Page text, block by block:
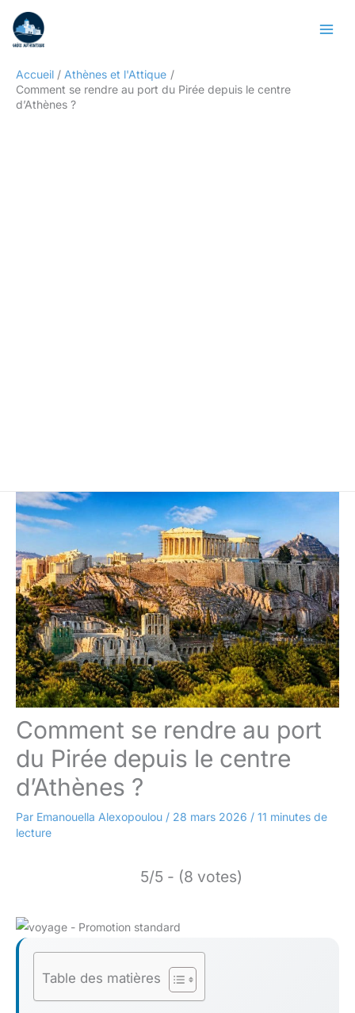
contenu
Accueil
Athènes et l'Attique
Comment se rendre au port du Pirée depuis le centre
d’Athènes ?
Comment se rendre au port
du Pirée depuis le centre
d’Athènes ?
Par Emanouella Alexopoulou / 28 mars 2026 / 11 minutes de
lecture
5/5 - (8 votes)
Table des matières
Rechercher